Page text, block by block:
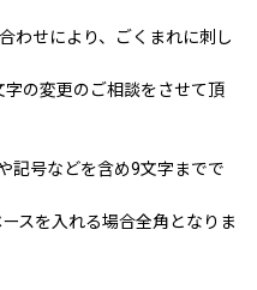
わせにより、ごくまれに刺し
の変更のご相談をさせて頂
記号などを含め9文字までで
スを入れる場合全角となりま